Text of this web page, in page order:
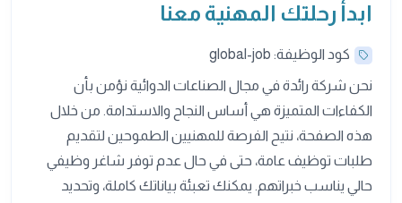
ابدأ رحلتك المهنية معنا
كود الوظيفة: global-job
نحن شركة رائدة في مجال الصناعات الدوائية نؤمن بأن
الكفاءات المتميزة هي أساس النجاح والاستدامة. من خلال
هذه الصفحة، نتيح الفرصة للمهنيين الطموحين لتقديم
طلبات توظيف عامة، حتى في حال عدم توفر شاغر وظيفي
حالي يناسب خبراتهم. يمكنك تعبئة بياناتك كاملة، وتحديد